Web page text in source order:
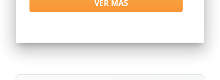
VER MAS